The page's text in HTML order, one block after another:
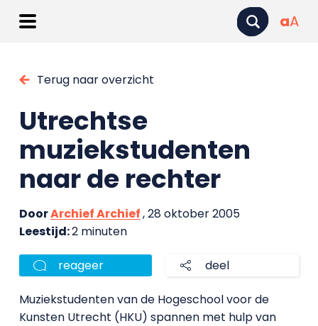
aA
Terug naar overzicht
Utrechtse
muziekstudenten
naar de rechter
DoorArchief Archief, 28 oktober 2005
Leestijd:2 minuten
reageer deel
Muziekstudenten van de Hogeschool voor de
Kunsten Utrecht (HKU) spannen met hulp van